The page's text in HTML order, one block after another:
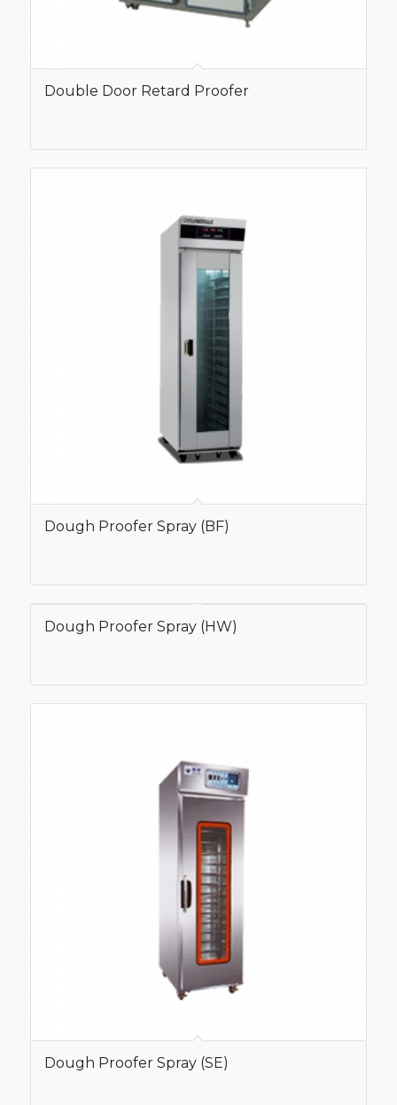
Double Door Retard Proofer
Dough Proofer Spray (BF)
Dough Proofer Spray (HW)
Dough Proofer Spray (SE)